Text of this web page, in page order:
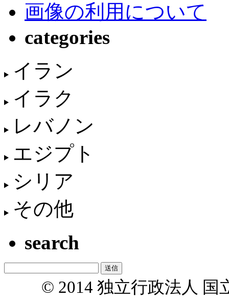
画像の利用について
categories
イラン
イラク
レバノン
エジプト
シリア
その他
search
© 2014 独立行政法人 国